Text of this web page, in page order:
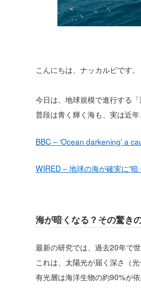
こんにちは、ナッカルビです。
今日は、地球規模で進行する
普段は青く輝く海も、実は近
BBC – ‘Ocean darkening’ a
WIRED – 地球の海が確実に“
海が暗くなる？その驚き
最新の研究では、過去20年で
これは、太陽光が届く深さ（
有光層は海洋生物の約90%が